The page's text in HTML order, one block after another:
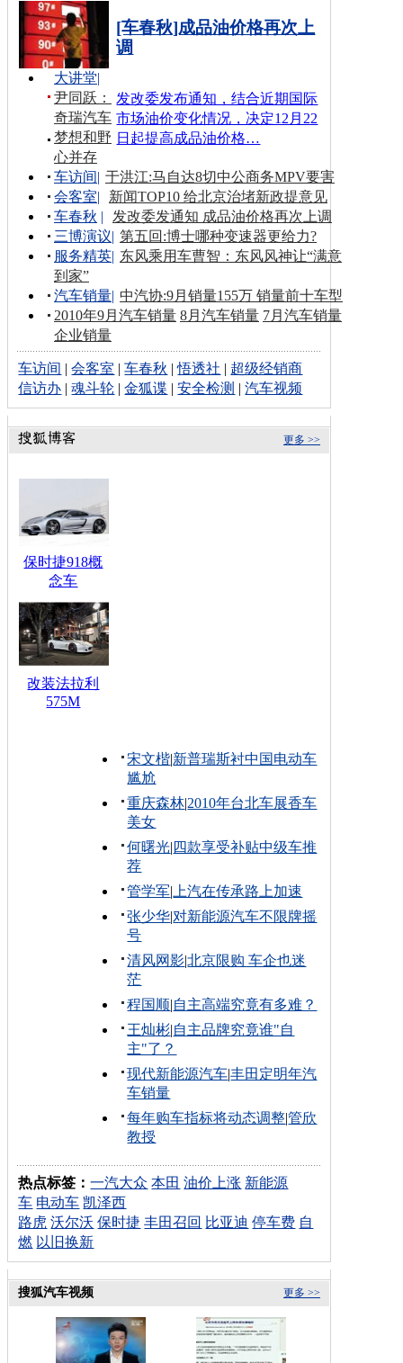
[车春秋]成品油价格再次上
调
发改委发布通知，结合近期国际
市场油价变化情况，决定12月22
日起提高成品油价格…
大讲堂|
尹同跃：
奇瑞汽车
梦想和野
心并存
车访间| 于洪江:马自达8切中公商务MPV要害
会客室|
新闻TOP10 给北京治堵新政提意见
车春秋 |
发改委发通知 成品油价格再次上调
三博演议| 第五回:博士哪种变速器更给力?
服务精英| 东风乘用车曹智：东风风神让“满意
到家”
汽车销量| 中汽协:9月销量155万 销量前十车型
2010年9月汽车销量 8月汽车销量 7月汽车销量
企业销量
车访间 |会客室 |车春秋 |悟透社 | 超级经销商
信访办 |魂斗轮 |金狐谍 |安全检测 |汽车视频
更多 >>
保时捷918概
念车
改装法拉利
575M
宋文楷|新普瑞斯衬中国电动车
尴尬
重庆森林|2010年台北车展香车
美女
何曙光| 四款享受补贴中级车推
荐
管学军| 上汽在传承路上加速
张少华|对新能源汽车不限牌摇
号
清风网影|北京限购 车企也迷
茫
程国顺|自主高端究竟有多难？
王灿彬|自主品牌究竟谁"自
主"了？
现代新能源汽车|丰田定明年汽
车销量
每年购车指标将动态调整|管欣
教授
热点标签：一汽大众 本田 油价上涨 新能源
车 电动车 凯泽西
路虎 沃尔沃 保时捷 丰田召回 比亚迪 停车费 自
燃 以旧换新
更多 >>
搜狐汽车视频